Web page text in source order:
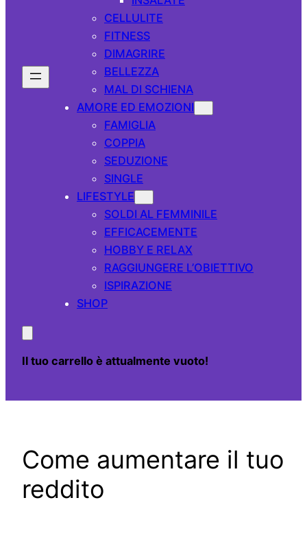
CELLULITE
FITNESS
DIMAGRIRE
BELLEZZA
MAL DI SCHIENA
AMORE ED EMOZIONI
FAMIGLIA
COPPIA
SEDUZIONE
SINGLE
LIFESTYLE
SOLDI AL FEMMINILE
EFFICACEMENTE
HOBBY E RELAX
RAGGIUNGERE L’OBIETTIVO
ISPIRAZIONE
SHOP
Il tuo carrello è attualmente vuoto!
Come aumentare il tuo
reddito